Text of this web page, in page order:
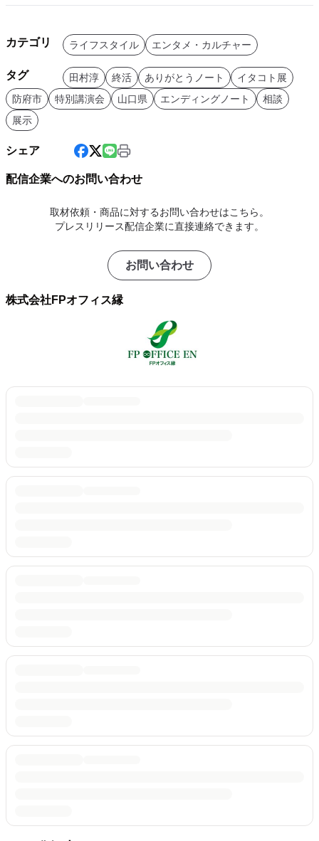
カテゴリ ライフスタイル エンタメ・カルチャー
タグ 田村淳 終活 ありがとうノート
イタコト展
防府市
特別講演会 山口県 エンディングノート
相談
展示
シェア
配信企業へのお問い合わせ
取材依頼・商品に対するお問い合わせはこちら。
プレスリリース配信企業に直接連絡できます。
お問い合わせ
株式会社FPオフィス縁